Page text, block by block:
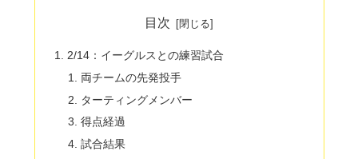
目次
2/14：イーグルスとの練習試合
両チームの先発投手
ターティングメンバー
得点経過
試合結果